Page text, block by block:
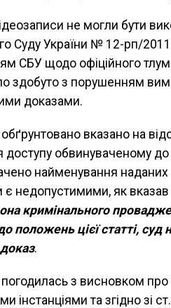
не могли бути
Суду України № 12-рп/
СБУ щодо офіційного
здобуто з порушенням
доказами.
вказано на
доступу обвинуваченому до
найменування наданих
є недопустимими, як
кримінального
положень цієї статті,
.
погодилась з висновком
інстанціями та згідно зі